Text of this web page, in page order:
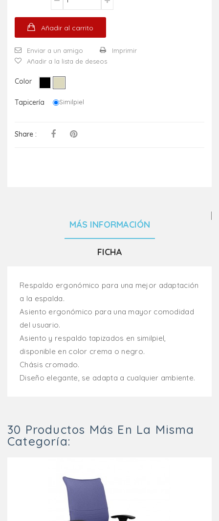
Añadir al carrito
Enviar a un amigo
Imprimir
Añadir a la lista de deseos
Color
Tapicería Similpiel
Share :
MÁS INFORMACIÓN
FICHA
Respaldo ergonómico para una mejor adaptación
a la espalda.
Asiento ergonómico para una mayor comodidad
del usuario.
Asiento y respaldo tapizados en similpiel,
disponible en color crema o negro.
Chásis cromado.
Diseño elegante, se adapta a cualquier ambiente.
30 Productos Más En La Misma
Categoría: